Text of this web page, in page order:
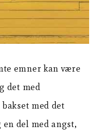
emner kan være
det med
med det
del med angst,